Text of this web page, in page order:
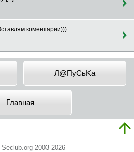
коментарии)))
Л@ПyCьKa
Главная
2003-2026